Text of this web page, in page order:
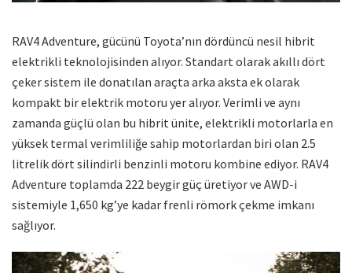
RAV4 Adventure, gücünü Toyota’nın dördüncü nesil hibrit
elektrikli teknolojisinden alıyor. Standart olarak akıllı dört
çeker sistem ile donatılan araçta arka aksta ek olarak
kompakt bir elektrik motoru yer alıyor. Verimli ve aynı
zamanda güçlü olan bu hibrit ünite, elektrikli motorlarla en
yüksek termal verimliliğe sahip motorlardan biri olan 2.5
litrelik dört silindirli benzinli motoru kombine ediyor. RAV4
Adventure toplamda 222 beygir güç üretiyor ve AWD-i
sistemiyle 1,650 kg’ye kadar frenli römork çekme imkanı
sağlıyor.